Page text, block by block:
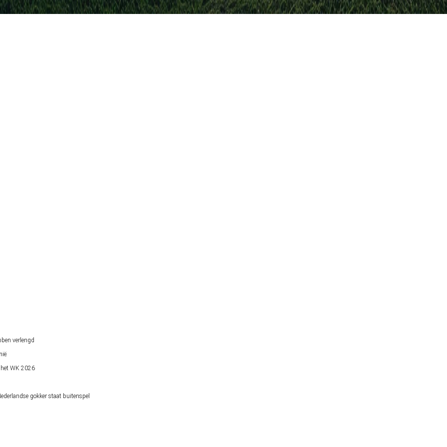
verlengd
WK 2026
gokker staat buitenspel